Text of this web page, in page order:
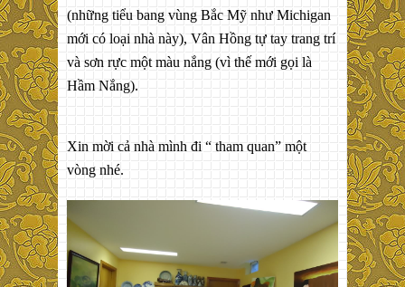
(những tiểu bang vùng Bắc Mỹ như Michigan
mới có loại nhà này), Vân Hồng tự tay trang trí
và sơn rực một màu nắng (vì thế mới gọi là
Hầm Nắng).
Xin mời cả nhà mình đi “ tham quan” một
vòng nhé.